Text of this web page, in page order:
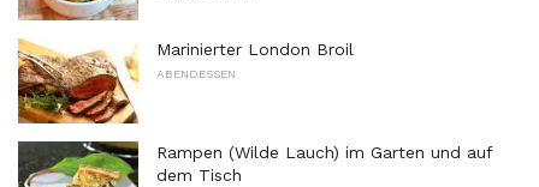
Marinierter London Broil
ABENDESSEN
Rampen (Wilde Lauch) im Garten und auf
dem Tisch